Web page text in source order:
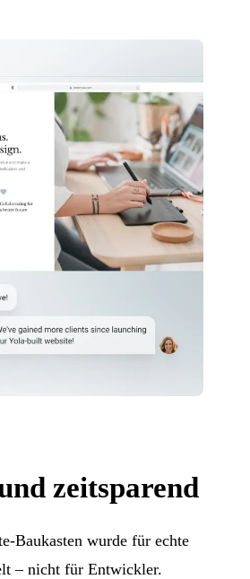
zeitsparend
Baukasten wurde für echte
– nicht für Entwickler.